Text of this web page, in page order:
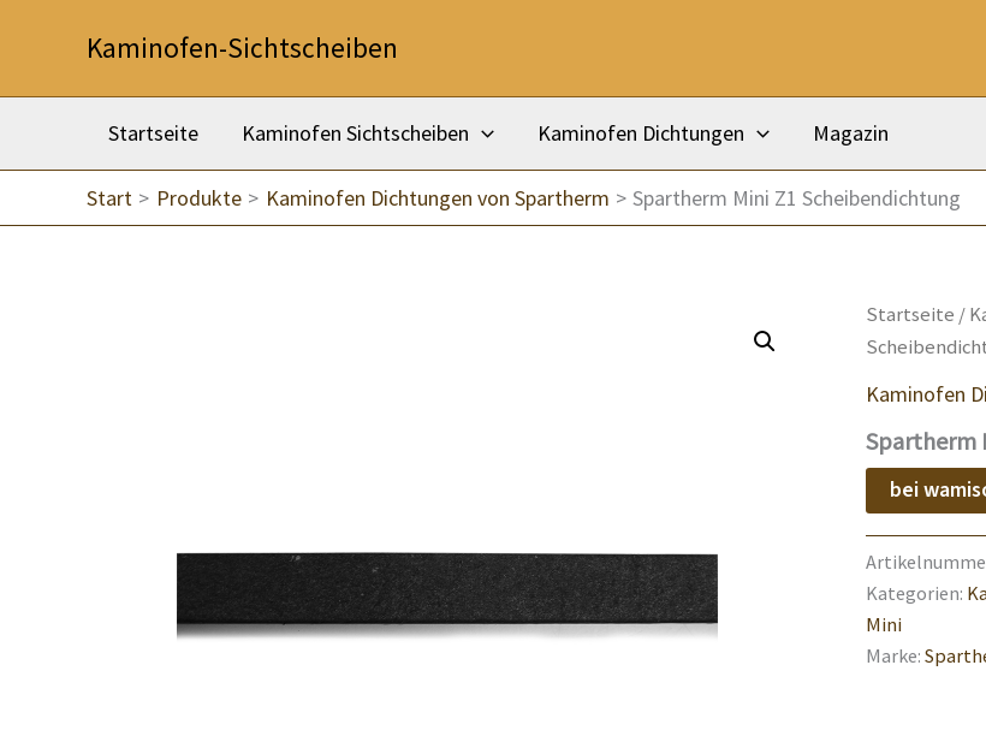
Kaminofen-Sichtscheiben
Startseite Kaminofen Sichtscheiben Kaminofen Dichtungen Magazin
Start Produkte Kaminofen Dichtungen von Spartherm Spartherm Mini Z1 Scheibendichtung
Startseite /
Kaminofen
Spartherm
bei
Kategorien:
Mini
Marke: